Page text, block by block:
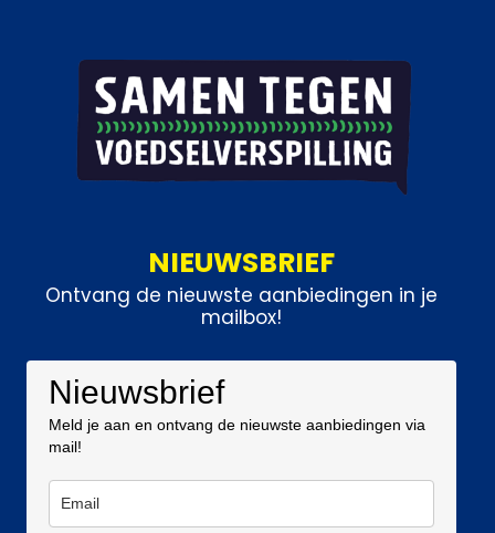
NIEUWSBRIEF
Ontvang de nieuwste aanbiedingen in je
mailbox!
Nieuwsbrief
Meld je aan en ontvang de nieuwste aanbiedingen via
mail!